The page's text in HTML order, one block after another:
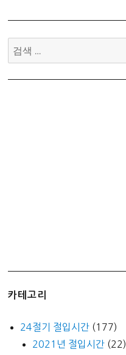
검
색:
카테고리
24절기 절입시간 (177)
2021년 절입시간 (22)